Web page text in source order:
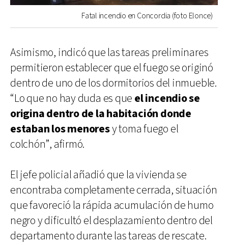
Fatal incendio en Concordia (foto Elonce)
Asimismo, indicó que las tareas preliminares
permitieron establecer que el fuego se originó
dentro de uno de los dormitorios del inmueble.
“Lo que no hay duda es que el incendio se
origina dentro de la habitación donde
estaban los menoresy toma fuego el
colchón”, afirmó.
El jefe policial añadió que la vivienda se
encontraba completamente cerrada, situación
que favoreció la rápida acumulación de humo
negro y dificultó el desplazamiento dentro del
departamento durante las tareas de rescate.